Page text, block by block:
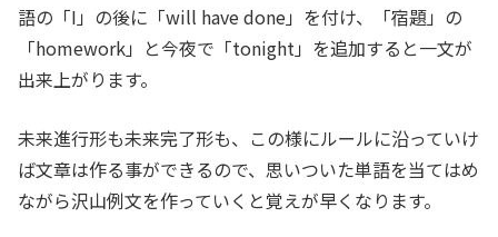
語の「I」の後に「will have done」を付け、「宿題」の
「homework」と今夜で「tonight」を追加すると一文が
出来上がります。
未来進行形も未来完了形も、この様にルールに沿っていけ
ば文章は作る事ができるので、思いついた単語を当てはめ
ながら沢山例文を作っていくと覚えが早くなります。